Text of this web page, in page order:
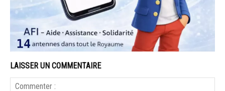
LAISSER UN COMMENTAIRE